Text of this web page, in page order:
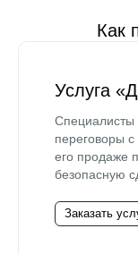
Как
Услуга
Специалисты
переговоры
его продаже
безопасную
Заказать